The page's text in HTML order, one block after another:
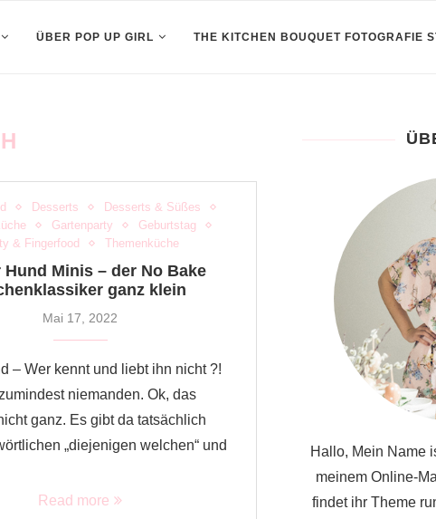
ÜBER POP UP GIRL THE KITCHEN BOUQUET FOTOGRAFIE
Desserts
Desserts & Süßes
Gartenparty
Geburtstag
& Fingerfood
Themenküche
Hund Minis – der No Bake
ganz klein
Mai 17, 2022
– Wer kennt und liebt ihn nicht ?!
niemanden. Ok, das
ganz. Es gibt da tatsächlich
„diejenigen welchen“ und
Read more
Hallo, Mein Name
meinem Online-
findet ihr Theme